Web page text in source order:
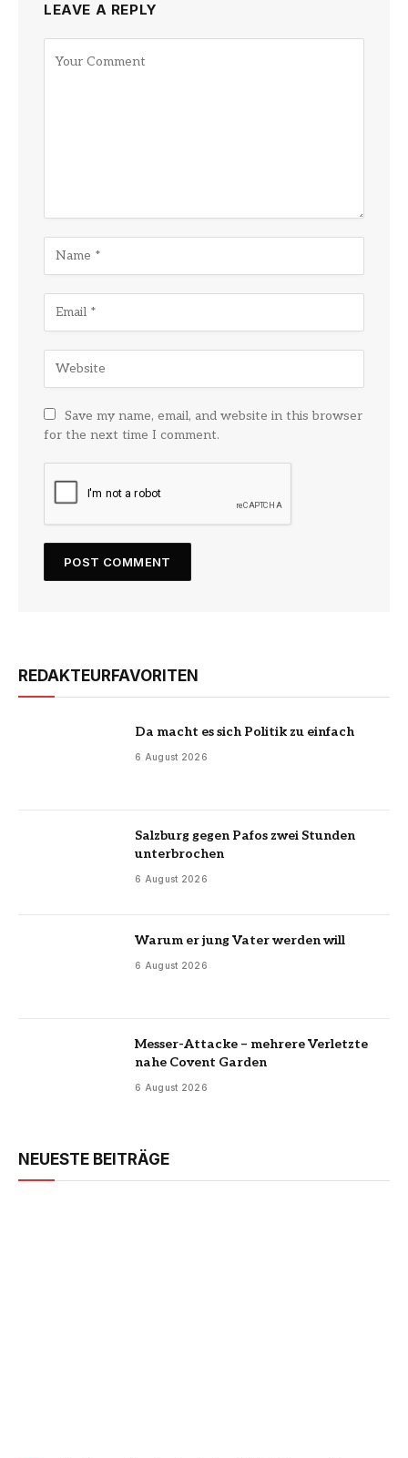
LEAVE A REPLY
Save my name, email, and website in this browser
for the next time I comment.
REDAKTEURFAVORITEN
Da macht es sich Politik zu einfach
6 August 2026
Salzburg gegen Pafos zwei Stunden
unterbrochen
6 August 2026
Warum er jung Vater werden will
6 August 2026
Messer-Attacke – mehrere Verletzte
nahe Covent Garden
6 August 2026
NEUESTE BEITRÄGE